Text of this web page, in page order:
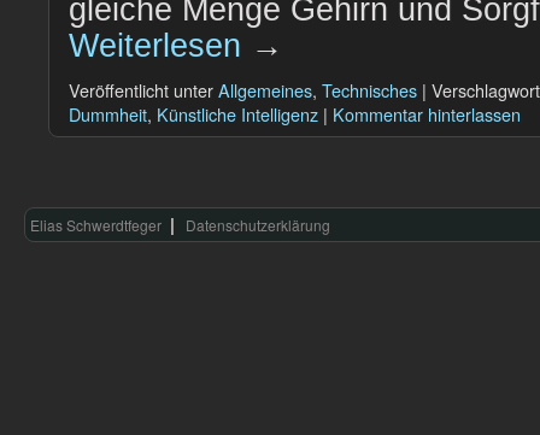
gleiche Menge Gehirn und
Weiterlesen →
Veröffentlicht unterAllgemeines, Technisches |
Dummheit, Künstliche Intelligenz | Kommentar hinterlassen
Elias Schwerdtfeger Datenschutzerklärung